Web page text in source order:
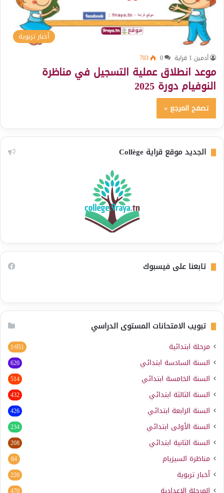
أخبار تربوية
أدمين 1 قراية 0
703
موعد انطلاق عملية التسجيل في مناظرة
النوفيام دورة 2025
تصفح المرجع »
الجديد موقع قراية Collège
تابعنا على فيسبوك
تبويب الامتحانات المستوى الدراسي
مرحلة ابتدائية 1٬951
السنة السادسة ابتدائي 620
السنة الخامسة ابتدائي 514
السنة الثالثة ابتدائي 432
السنة الرابعة ابتدائي 426
السنة الأولى ابتدائي 234
السنة الثانية ابتدائي 208
مناظرة السيزيام 84
أخبار تربوية 226